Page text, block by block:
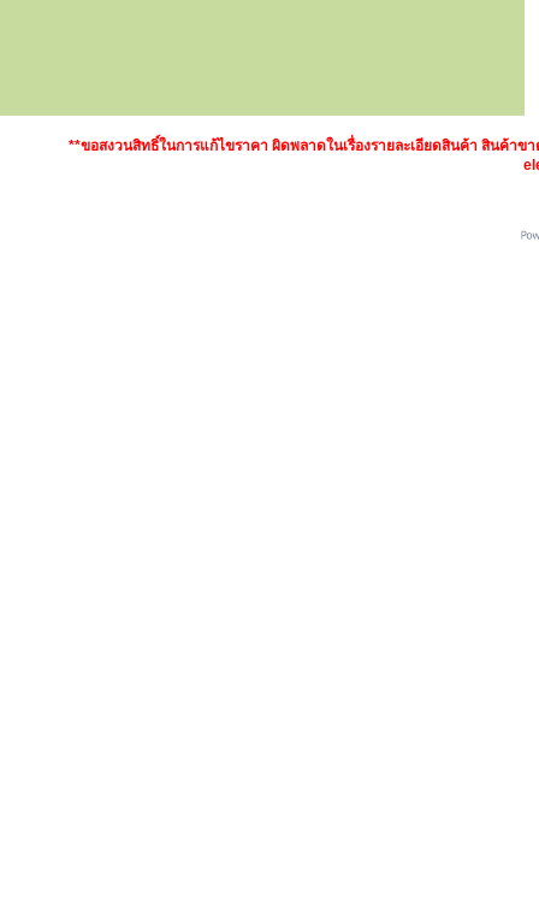
**ขอสงวนสิทธิ์ในการแก้ไขราคา ผิดพลาดในเรื่องรายละเอียดสินค้า สินค้า